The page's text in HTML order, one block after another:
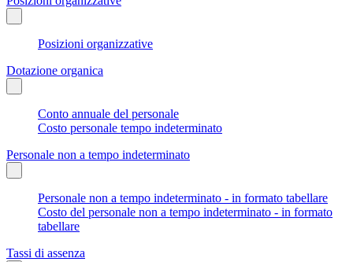
Posizioni organizzative
Dotazione organica
Conto annuale del personale
Costo personale tempo indeterminato
Personale non a tempo indeterminato
Personale non a tempo indeterminato - in formato tabellare
Costo del personale non a tempo indeterminato - in formato
tabellare
Tassi di assenza